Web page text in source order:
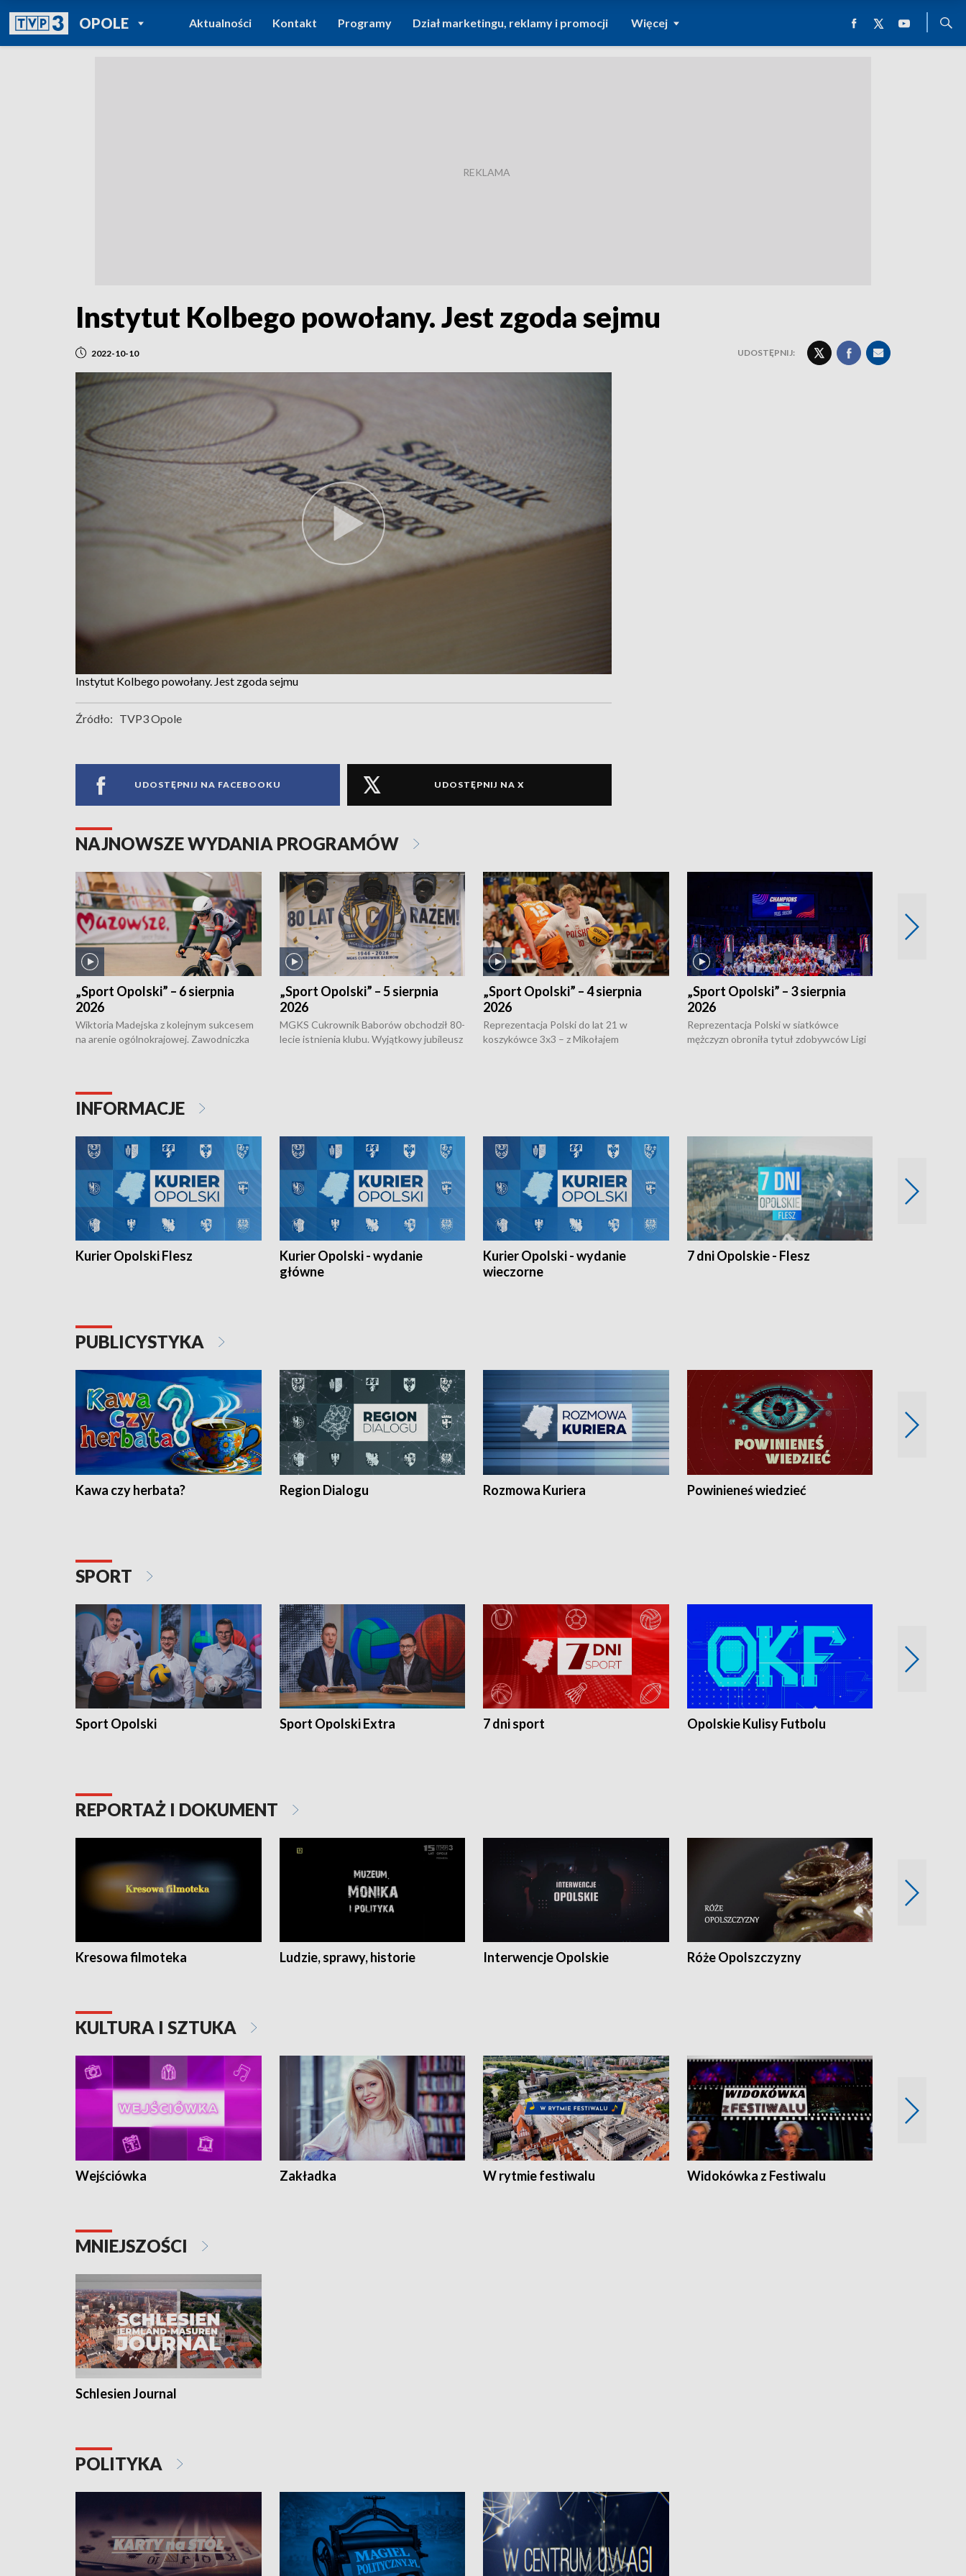
OPOLEPOWRÓT DO
TVP REGIONY
Aktualności Kontakt Programy Dział marketingu, reklamy i promocji Więcej
Instytut Kolbego powołany. Jest zgoda sejmu
2022-10-10 UDOSTĘPNIJ:
Instytut Kolbego powołany. Jest zgoda sejmu
Źródło: TVP3 Opole
UDOSTĘPNIJ NA FACEBOOKU UDOSTĘPNIJ NA X
NAJNOWSZE WYDANIA PROGRAMÓW
„Sport Opolski” – 6 sierpnia
2026
Wiktoria Madejska z kolejnym sukcesem
na arenie ogólnokrajowej. Zawodniczka
torowym.
„Sport Opolski” – 5 sierpnia
2026
MGKS Cukrownik Baborów obchodził 80-
lecie istnienia klubu. Wyjątkowy jubileusz
„Sport Opolski” – 4 sierpnia
2026
Reprezentacja Polski do lat 21 w
koszykówce 3x3 – z Mikołajem
„Sport Opolski” – 3 sierpnia
2026
Reprezentacja Polski w siatkówce
mężczyzn obroniła tytuł zdobywców Ligi
INFORMACJE
Kurier Opolski Flesz
Kurier Opolski - wydanie
główne
Kurier Opolski - wydanie
wieczorne
7 dni Opolskie - Flesz
PUBLICYSTYKA
Kawa czy herbata? Region Dialogu Rozmowa Kuriera Powinieneś wiedzieć
SPORT
Sport Opolski Sport Opolski Extra 7 dni sport Opolskie Kulisy Futbolu
REPORTAŻ I DOKUMENT
Kresowa filmoteka Ludzie, sprawy, historie Interwencje Opolskie Róże Opolszczyzny
KULTURA I SZTUKA
Wejściówka Zakładka W rytmie festiwalu Widokówka z Festiwalu
MNIEJSZOŚCI
Schlesien Journal
POLITYKA